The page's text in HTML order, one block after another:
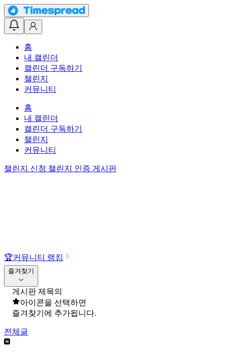
홈
내 캘린더
캘린더 구독하기
챌린지
커뮤니티
홈
내 캘린더
캘린더 구독하기
챌린지
커뮤니티
챌린지 신청 챌린지 인증 게시판
🏆커뮤니티 랭킹
즐겨찾기
게시판 제목의
아이콘을 선택하면
즐겨찾기에 추가됩니다.
전체글